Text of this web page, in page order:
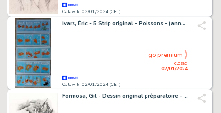
Catawiki 02/01/2024 (CET)
Ivars, Éric - 5 Strip original - Poissons - (années 2000)
Catawiki 02/01/2024 (CET)
closed
02/01/2024
go premium
Formosa, Gil - Dessin original préparatoire - Couverture - Conan 7 - (2001)